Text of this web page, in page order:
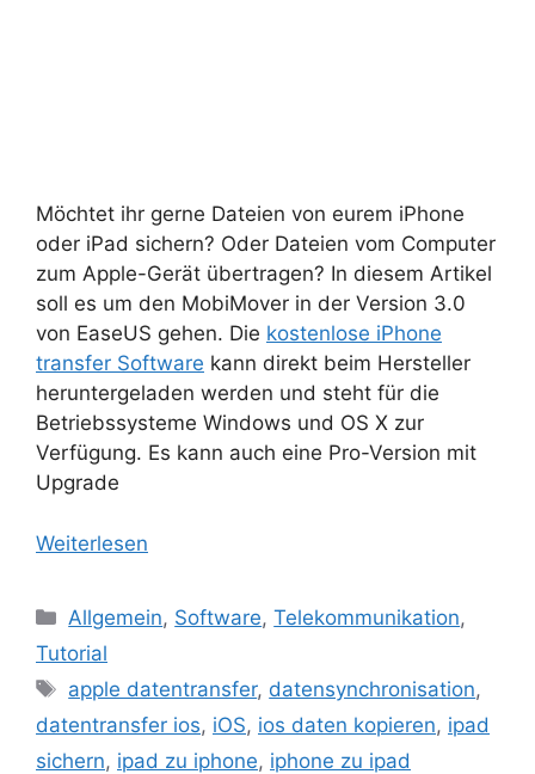
Möchtet ihr gerne Dateien von eurem iPhone
oder iPad sichern? Oder Dateien vom Computer
zum Apple-Gerät übertragen? In diesem Artikel
soll es um den MobiMover in der Version 3.0
von EaseUS gehen. Die kostenlose iPhone
transfer Software kann direkt beim Hersteller
heruntergeladen werden und steht für die
Betriebssysteme Windows und OS X zur
Verfügung. Es kann auch eine Pro-Version mit
Upgrade
Weiterlesen
Kategorien
Allgemein, Software,Telekommunikation,
Tutorial
Schlagwörter
apple datentransfer, datensynchronisation,
datentransfer ios, iOS, ios daten kopieren, ipad
sichern, ipad zu iphone, iphone zu ipad